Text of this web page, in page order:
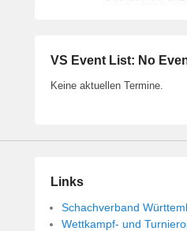
VS Event List: No
Keine aktuellen Termine.
Links
Schachverband
Wettkampf- und